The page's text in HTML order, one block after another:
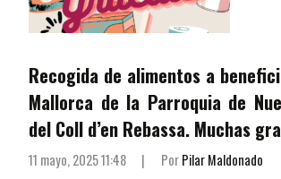
Recogida de alimentos a
Mallorca de la Parroquia de
del Coll d’en Rebassa. Muchas
11 mayo, 2025 11:48 | PorPilar Maldonado